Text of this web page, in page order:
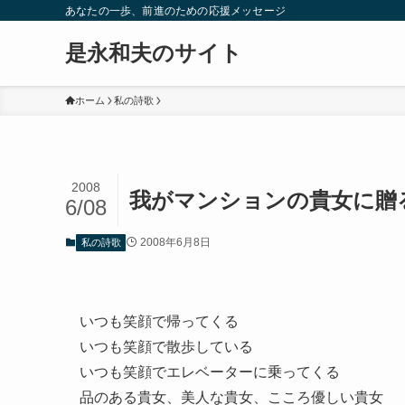
あなたの一歩、前進のための応援メッセージ
是永和夫のサイト
ホーム 私の詩歌
我がマンションの貴女に贈
2008
6/08
私の詩歌 2008年6月8日
いつも笑顔で帰ってくる
いつも笑顔で散歩している
いつも笑顔でエレベーターに乗ってくる
品のある貴女、美人な貴女、こころ優しい貴女